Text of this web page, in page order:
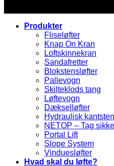
Produkter
Fliseløfter
Knap On Kran
Loftskinnekran
Sandafretter
Blokstensløfter
Pallevogn
Skilteklods tang
Løftevogn
Dækselløfter
Hydraulisk
NETOP – Tag
Portal Lift
Slope System
Vinduesløfter
Hvad skal du løfte?